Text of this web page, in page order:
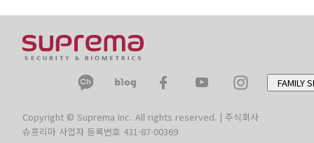
FAMILY
Copyright © Suprema Inc. All rights reserved. | 주식회사
슈프리마 사업자 등록번호 431-87-00369